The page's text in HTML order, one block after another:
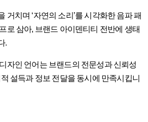
거치며 ‘자연의 소리’를 시각화한 음파 패
로 삼아, 브랜드 아이덴티티 전반에 생태
.
자인 언어는 브랜드의 전문성과 신뢰성
설득과 정보 전달을 동시에 만족시킵니